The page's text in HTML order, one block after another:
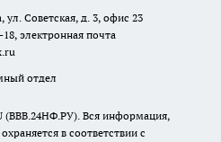
ул. Советская, д. 3, офис 23
электронная почта
отдел
(ВВВ.24НФ.РУ). Вся информация,
в соответствии с